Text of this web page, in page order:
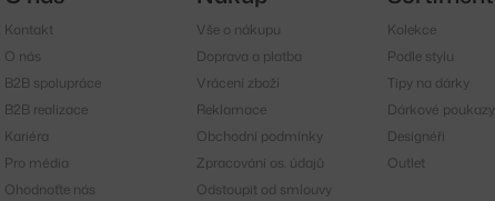
Kontakt
O nás
B2B spolupráce
B2B realizace
Kariéra
Pro média
Ohodnoťte nás
Vše o nákupu
Doprava a platba
Vrácení zboží
Reklamace
Obchodní podmínky
Zpracování os. údajů
Odstoupit od smlouvy
Kolekce
Podle stylu
Tipy na dárky
Dárkové poukazy
Designéři
Outlet